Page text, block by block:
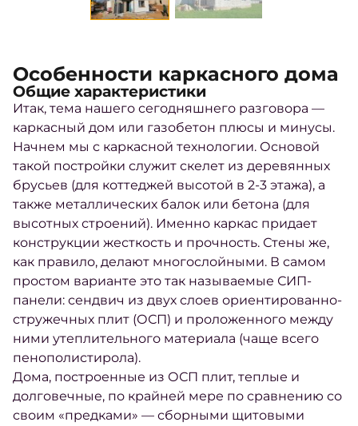
Особенности каркасного дома
Общие характеристики
Итак, тема нашего сегодняшнего разговора —
каркасный дом или газобетон плюсы и минусы.
Начнем мы с каркасной технологии. Основой
такой постройки служит скелет из деревянных
брусьев (для коттеджей высотой в 2-3 этажа), а
также металлических балок или бетона (для
высотных строений). Именно каркас придает
конструкции жесткость и прочность. Стены же,
как правило, делают многослойными. В самом
простом варианте это так называемые СИП-
панели: сендвич из двух слоев ориентированно-
стружечных плит (ОСП) и проложенного между
ними утеплительного материала (чаще всего
пенополистирола).
Дома, построенные из ОСП плит, теплые и
долговечные, по крайней мере по сравнению со
своим «предками» — сборными щитовыми